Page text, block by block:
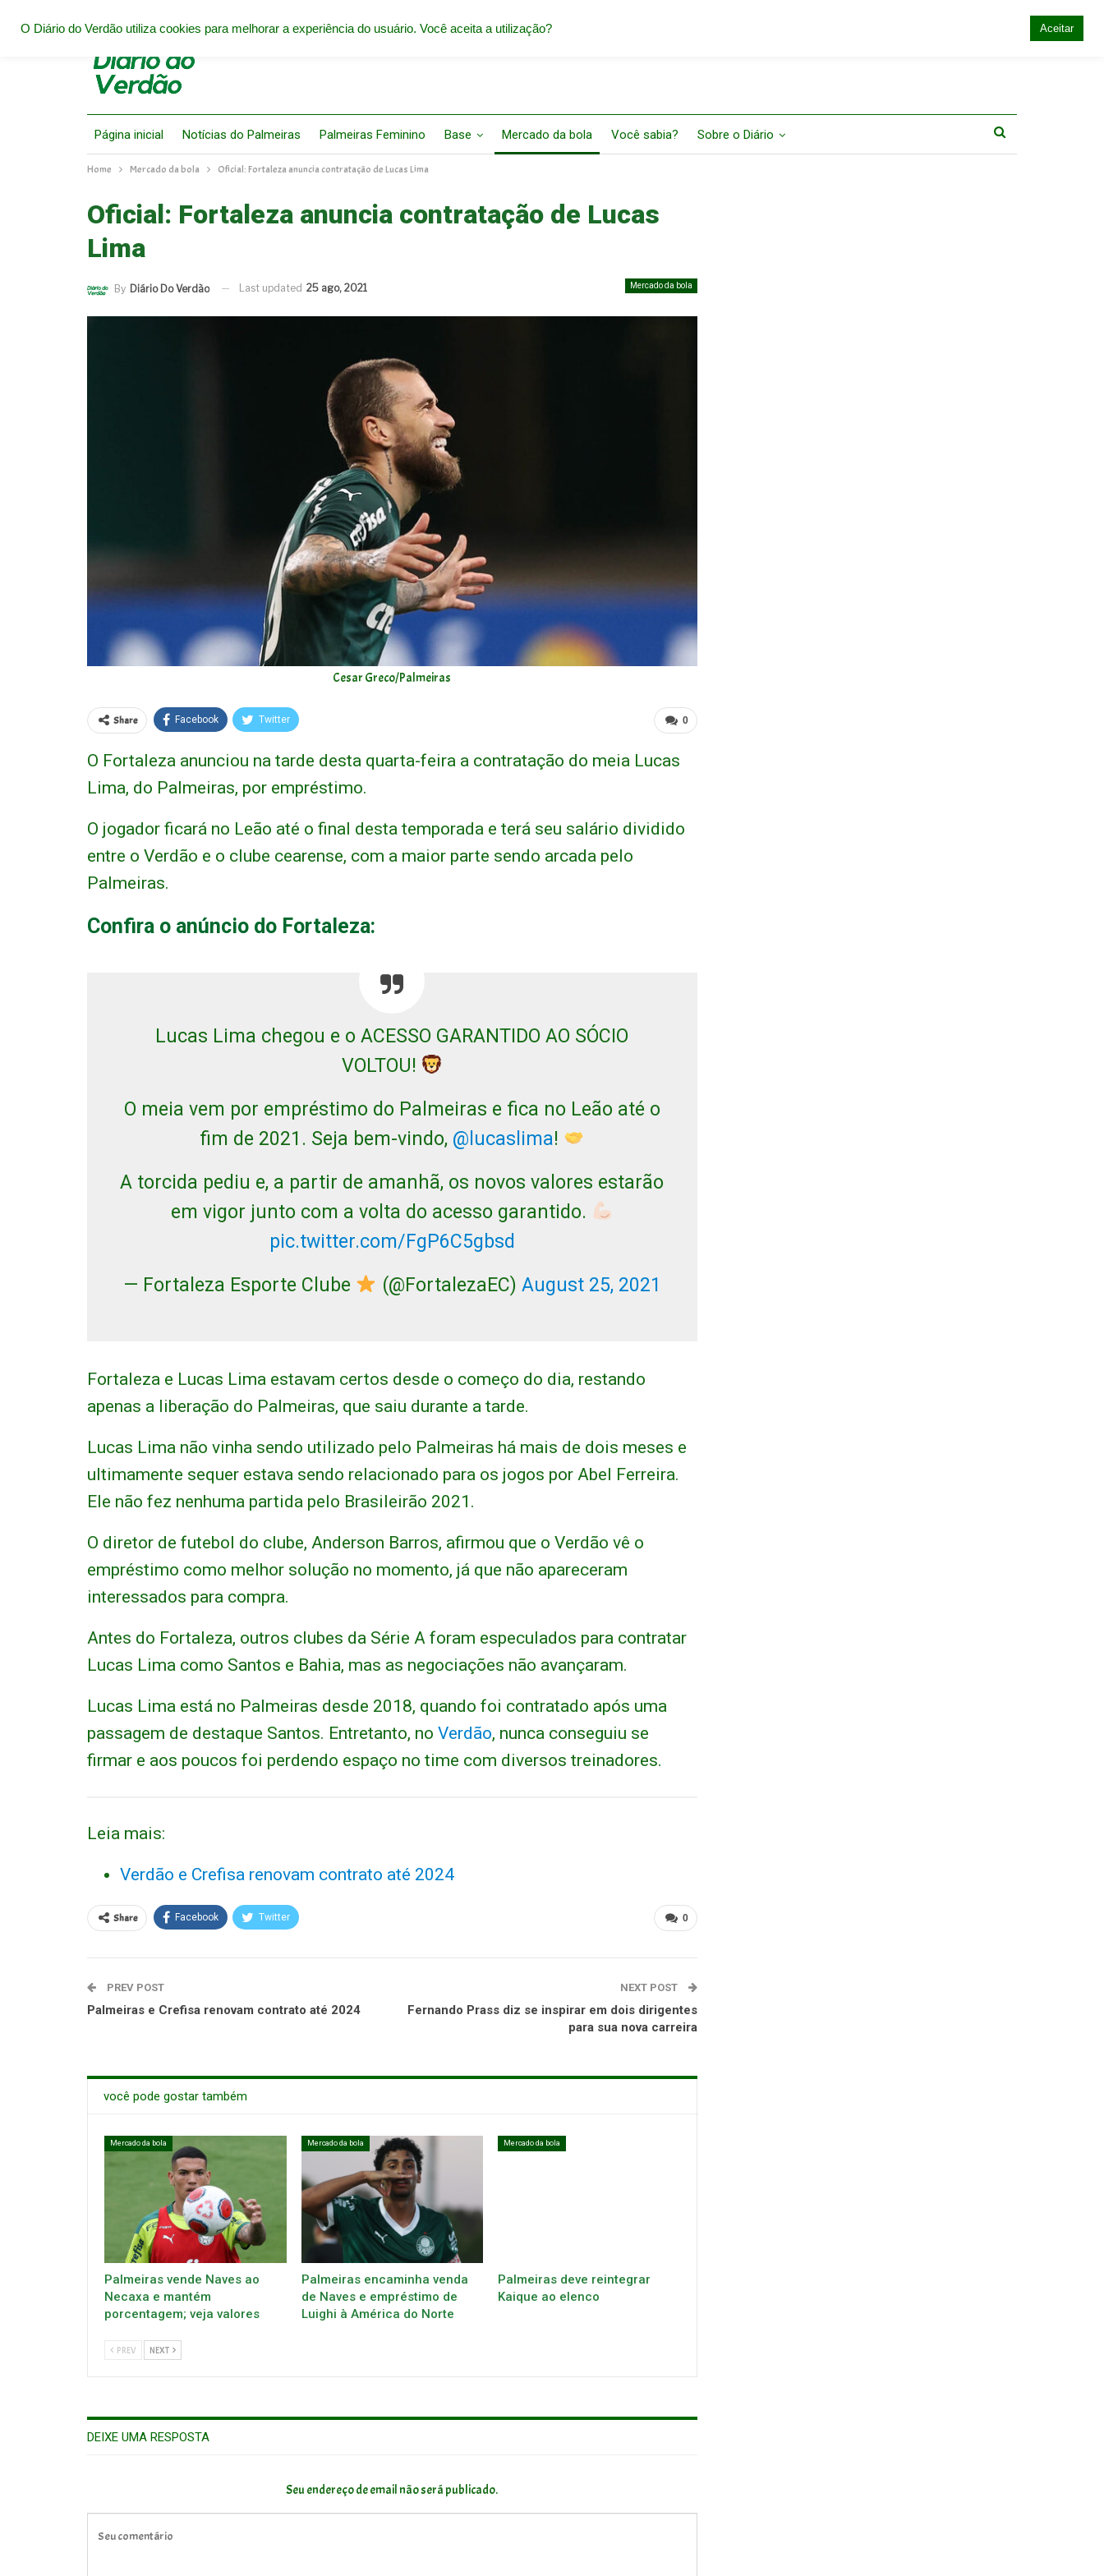
Página inicial Notícias do Palmeiras Palmeiras Feminino Base Mercado da bola Você sabia? Sobre o Diário
Home Mercado da bola Oficial: Fortaleza anuncia contratação de Lucas Lima
Oficial: Fortaleza anuncia contratação de Lucas
Lima
Mercado da bola
By Diário Do Verdão Last updated 25 ago, 2021
Cesar Greco/Palmeiras
0
Share Facebook Twitter
O Fortaleza anunciou na tarde desta quarta-feira a contratação do meia Lucas
Lima, do Palmeiras, por empréstimo.
O jogador ficará no Leão até o final desta temporada e terá seu salário dividido
entre o Verdão e o clube cearense, com a maior parte sendo arcada pelo
Palmeiras.
Confira o anúncio do Fortaleza:
Lucas Lima chegou e o ACESSO GARANTIDO AO SÓCIO
VOLTOU!
O meia vem por empréstimo do Palmeiras e fica no Leão até o
fim de 2021. Seja bem-vindo, @lucaslima!
A torcida pediu e, a partir de amanhã, os novos valores estarão
em vigor junto com a volta do acesso garantido.
pic.twitter.com/FgP6C5gbsd
— Fortaleza Esporte Clube
(@FortalezaEC) August 25, 2021
Fortaleza e Lucas Lima estavam certos desde o começo do dia, restando
apenas a liberação do Palmeiras, que saiu durante a tarde.
Lucas Lima não vinha sendo utilizado pelo Palmeiras há mais de dois meses e
ultimamente sequer estava sendo relacionado para os jogos por Abel Ferreira.
Ele não fez nenhuma partida pelo Brasileirão 2021.
O diretor de futebol do clube, Anderson Barros, afirmou que o Verdão vê o
empréstimo como melhor solução no momento, já que não apareceram
interessados para compra.
Antes do Fortaleza, outros clubes da Série A foram especulados para contratar
Lucas Lima como Santos e Bahia, mas as negociações não avançaram.
Lucas Lima está no Palmeiras desde 2018, quando foi contratado após uma
passagem de destaque Santos. Entretanto, no Verdão, nunca conseguiu se
firmar e aos poucos foi perdendo espaço no time com diversos treinadores.
Leia mais:
Verdão e Crefisa renovam contrato até 2024
0
Share Facebook Twitter
PREV POST
Palmeiras e Crefisa renovam contrato até 2024
NEXT POST
Fernando Prass diz se inspirar em dois dirigentes
para sua nova carreira
você pode gostar também
Mercado da bola
Palmeiras vende Naves ao
Necaxa e mantém
porcentagem; veja valores
Mercado da bola
Palmeiras encaminha venda
de Naves e empréstimo de
Luighi à América do Norte
Mercado da bola
Palmeiras deve reintegrar
Kaique ao elenco
PREV NEXT
DEIXE UMA RESPOSTA
Seu endereço de email não será publicado.
O Diário do Verdão utiliza cookies para melhorar a experiência do usuário. Você aceita a utilização? Aceitar